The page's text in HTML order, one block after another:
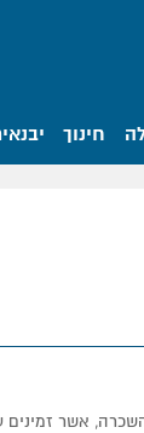
חינוך
אשר זמינים